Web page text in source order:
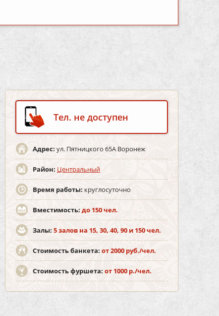
Тел. не доступен
Адрес: ул. Пятницкого 65А Воронеж
Район: Центральный
Время работы: круглосуточно
Вместимость: до 150 чел.
Залы: 5 залов на 15, 30, 40, 90 и 150 чел.
Стоимость банкета: от 2000 руб./чел.
Стоимость фуршета: от 1000 р./чел.